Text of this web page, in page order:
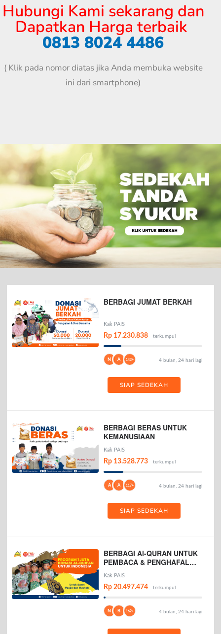
Hubungi Kami sekarang dan
Dapatkan Harga terbaik
0813 8024 4486
( Klik pada nomor diatas jika Anda membuka website
ini dari smartphone)
BERBAGI JUMAT BERKAH
Kak PAIS
Rp 17.230.838 terkumpul
N A 143+ 4 bulan, 24 hari lagi
SIAP SEDEKAH
BERBAGI BERAS UNTUK
KEMANUSIAAN
Kak PAIS
Rp 13.528.773 terkumpul
A A 117+ 4 bulan, 24 hari lagi
SIAP SEDEKAH
BERBAGI Al-QURAN UNTUK
PEMBACA & PENGHAFAL
AL-QURAN
Kak PAIS
Rp 20.497.474 terkumpul
N B 162+ 4 bulan, 24 hari lagi